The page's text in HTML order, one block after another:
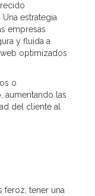
estrategia
empresas
y fluida a
optimizados
o
aumentando las
del cliente al
feroz, tener una